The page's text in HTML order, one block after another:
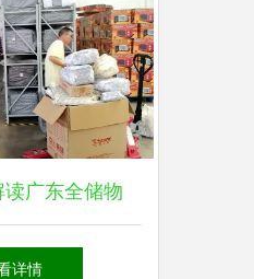
广东全储物
”的经营理念
详情